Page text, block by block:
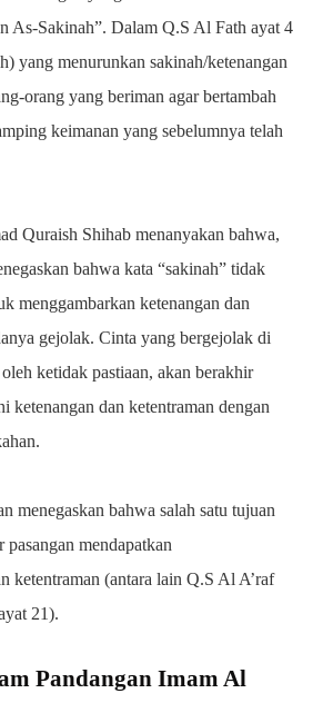
As-Sakinah”. Dalam Q.S Al Fath ayat 4
yang menurunkan sakinah/ketenangan
orang yang beriman agar bertambah
keimanan yang sebelumnya telah
Quraish Shihab menanyakan bahwa,
bahwa kata “sakinah” tidak
menggambarkan ketenangan dan
gejolak. Cinta yang bergejolak di
ketidak pastiaan, akan berakhir
ketenangan dan ketentraman dengan
menegaskan bahwa salah satu tujuan
pasangan mendapatkan
ketentraman (antara lain Q.S Al A’raf
21).
Pandangan Imam Al